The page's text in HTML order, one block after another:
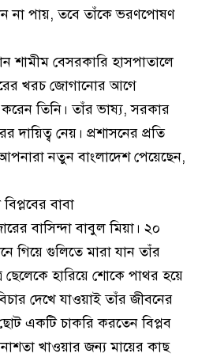
না পায়, তবে তাঁকে ভরণপোষণ
শামীম বেসরকারি হাসপাতালে
খরচ জোগানোর আগে
করেন তিনি। তাঁর ভাষ্য, সরকার
দায়িত্ব নেয়। প্রশাসনের প্রতি
নতুন বাংলাদেশ পেয়েছেন,
বাবা
বাসিন্দা বাবুল মিয়া। ২০
গিয়ে গুলিতে মারা যান তাঁর
ছেলেকে হারিয়ে শোকে পাথর হয়ে
দেখে যাওয়াই তাঁর জীবনের
একটি চাকরি করতেন বিপ্লব
খাওয়ার জন্য মায়ের কাছ